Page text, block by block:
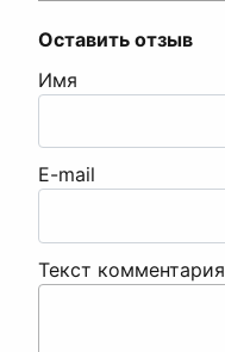
Оставить отзыв
Имя
E-mail
Текст комментария